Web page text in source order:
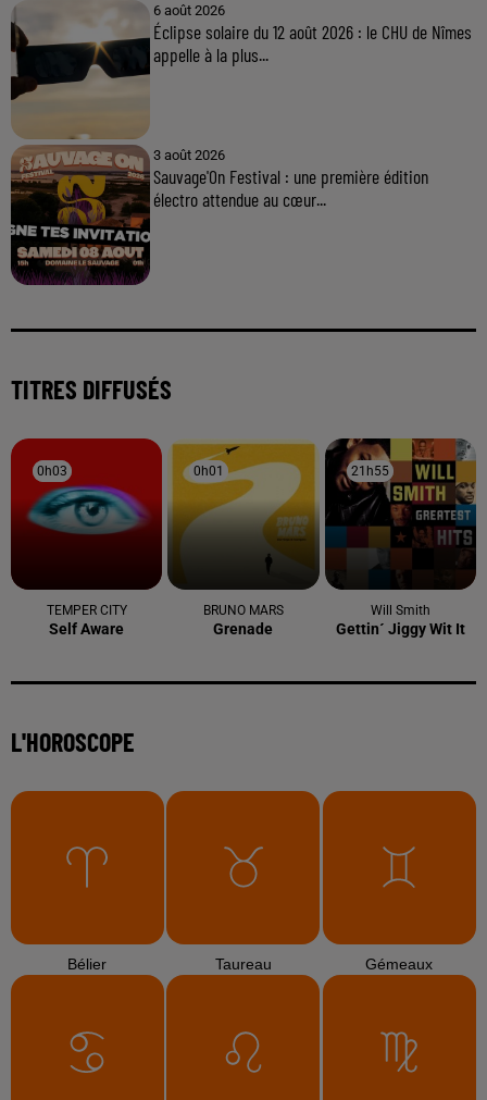
6 août 2026
Éclipse solaire du 12 août 2026 : le CHU de Nîmes
appelle à la plus...
3 août 2026
Sauvage'On Festival : une première édition
électro attendue au cœur...
TITRES DIFFUSÉS
0h03
0h03
TEMPER CITY
Self Aware
0h01
0h01
BRUNO MARS
Grenade
21h55
21h55
Will Smith
Gettin´ Jiggy Wit It
L'HOROSCOPE
Bélier Taureau Gémeaux